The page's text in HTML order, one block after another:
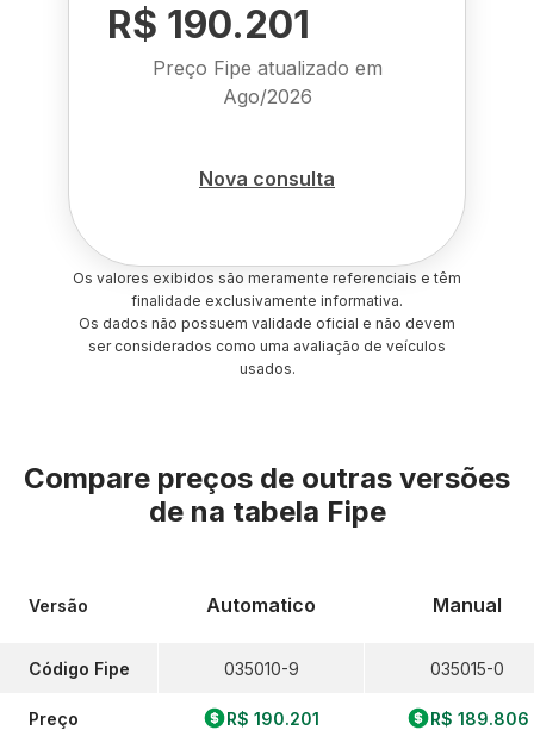
R$ 190.201
Preço Fipe atualizado em
Ago/2026
Nova consulta
Os valores exibidos são meramente referenciais e têm
finalidade exclusivamente informativa.
Os dados não possuem validade oficial e não devem
ser considerados como uma avaliação de veículos
usados.
Compare preços de outras versões
de na tabela Fipe
Versão
Código Fipe
Preço
Automatico
035010-9
R$ 190.201
Manual
035015-0
R$ 189.806